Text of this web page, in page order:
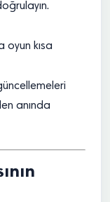
oyun kısa
anında